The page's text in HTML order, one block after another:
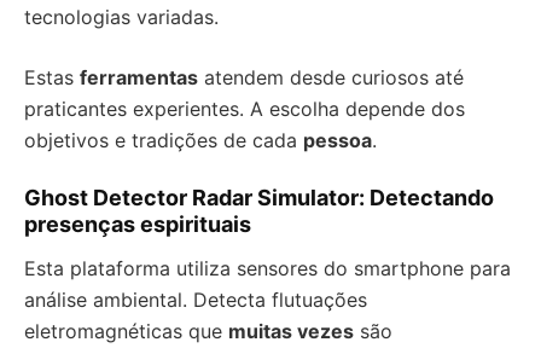
tecnologias variadas.
Estas ferramentas atendem desde curiosos até
praticantes experientes. A escolha depende dos
objetivos e tradições de cada pessoa.
Ghost Detector Radar Simulator: Detectando
presenças espirituais
Esta plataforma utiliza sensores do smartphone para
análise ambiental. Detecta flutuações
eletromagnéticas que muitas vezes são